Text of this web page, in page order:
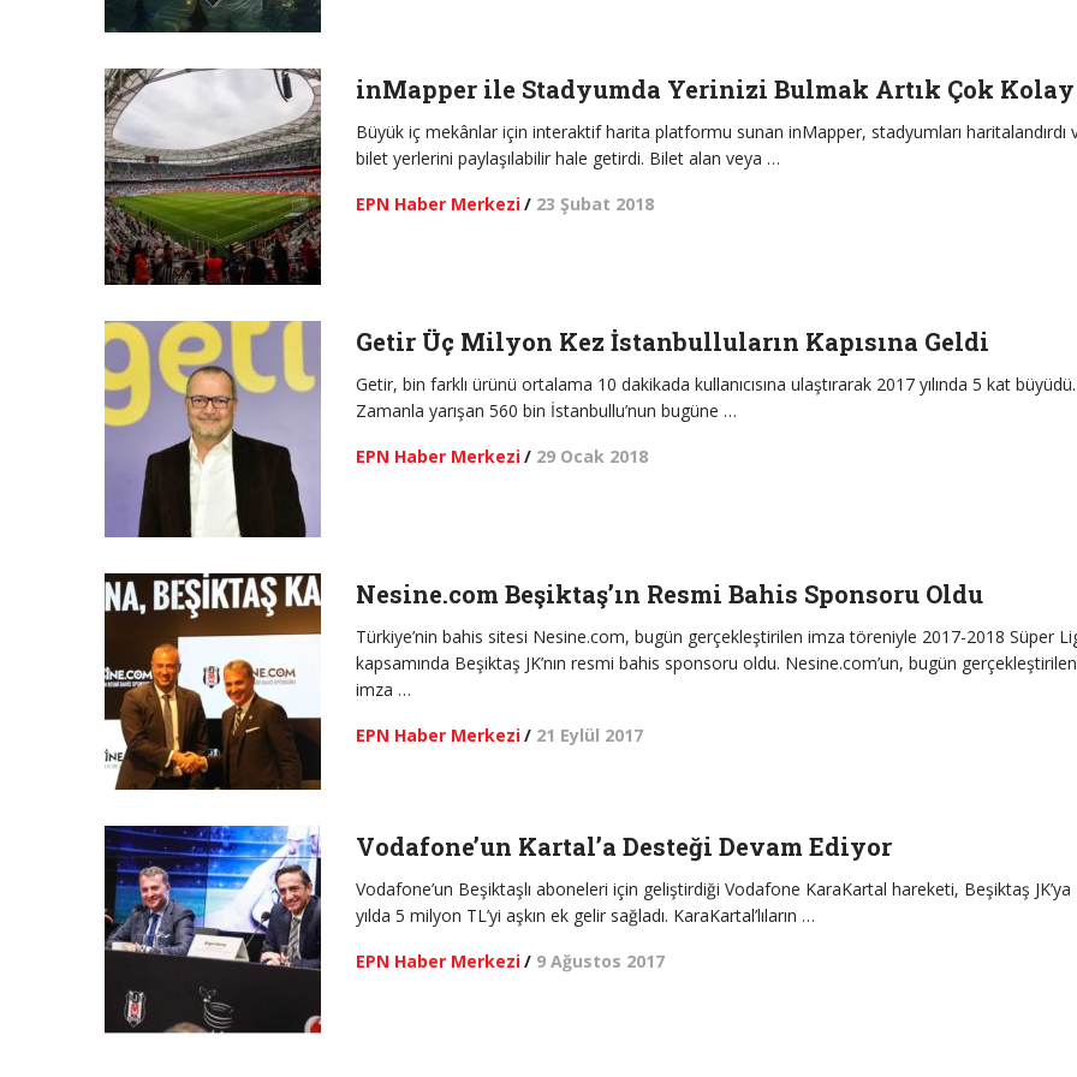
inMapper ile Stadyumda Yerinizi Bulmak Artık Çok Kolay
Büyük iç mekânlar için interaktif harita platformu sunan inMapper, stadyumları haritalandırdı
bilet yerlerini paylaşılabilir hale getirdi. Bilet alan veya …
EPN Haber Merkezi/ 23 Şubat 2018
Getir Üç Milyon Kez İstanbulluların Kapısına Geldi
Getir, bin farklı ürünü ortalama 10 dakikada kullanıcısına ulaştırarak 2017 yılında 5 kat büyüdü.
Zamanla yarışan 560 bin İstanbullu’nun bugüne …
EPN Haber Merkezi/ 29 Ocak 2018
Nesine.com Beşiktaş’ın Resmi Bahis Sponsoru Oldu
Türkiye’nin bahis sitesi Nesine.com, bugün gerçekleştirilen imza töreniyle 2017-2018 Süper
kapsamında Beşiktaş JK’nın resmi bahis sponsoru oldu. Nesine.com’un, bugün gerçekleştirilen
imza …
EPN Haber Merkezi/ 21 Eylül 2017
Vodafone’un Kartal’a Desteği Devam Ediyor
Vodafone’un Beşiktaşlı aboneleri için geliştirdiği Vodafone KaraKartal hareketi, Beşiktaş JK’ya
yılda 5 milyon TL’yi aşkın ek gelir sağladı. KaraKartal’lıların …
EPN Haber Merkezi/ 9 Ağustos 2017